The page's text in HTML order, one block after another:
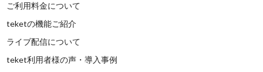
ご利用料金について
teketの機能ご紹介
ライブ配信について
teket利用者様の声・導入事例